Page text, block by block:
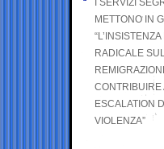
I SERVIZI
METTONO IN
RADICALE
CONTRIBUIRE
ESCALATION
VIOLENZA”